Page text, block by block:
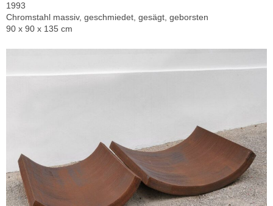
1993
Chromstahl massiv, geschmiedet, gesägt, geborsten
90 x 90 x 135 cm